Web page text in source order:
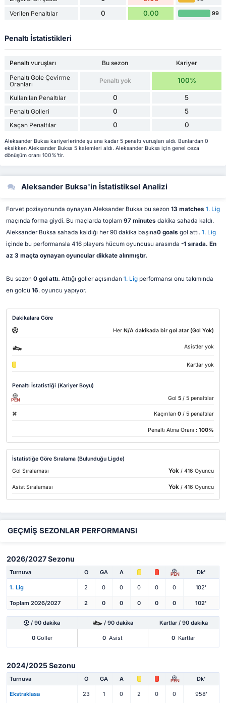
Verilen Penaltılar 0 0.00 99
Penaltı İstatistikleri
Penaltı vuruşları Bu sezon
Kariyer
Penaltı Gole Çevirme
Oranları
Penaltı yok 100%
Kullanılan Penaltılar 0 5
Penaltı Golleri 0 5
Kaçan Penaltılar 0 0
Aleksander Buksa kariyerlerinde şu ana kadar 5 penaltı vuruşları aldı. Bunlardan 0
eksikken Aleksander Buksa 5 kalemleri aldı. Aleksander Buksa için genel ceza
dönüşüm oranı 100%'tir.
Aleksander Buksa'in İstatistiksel Analizi
Forvet pozisyonunda oynayan Aleksander Buksa bu sezon 13 matches 1. Lig
maçında forma giydi. Bu maçlarda toplam 97 minutes dakika sahada kaldı.
Aleksander Buksa sahada kaldığı her 90 dakika başına0 goals gol attı. 1. Lig
içinde bu performansla 416 players hücum oyuncusu arasında -1 sırada. En
az 3 maçta oynayan oyuncular dikkate alınmıştır.
Bu sezon 0 gol attı. Attığı goller açısından 1. Ligperformansı onu takımında
en golcü 16. oyuncu yapıyor.
Dakikalara Göre
Her N/A dakikada bir gol atar (Gol Yok)
Asistler yok
Kartlar yok
Penaltı İstatistiği (Kariyer Boyu)
PEN Gol 5 / 5 penaltılar
Kaçırılan 0 / 5 penaltılar
Penaltı Atma Oranı : 100%
İstatistiğe Göre Sıralama (Bulunduğu Ligde)
Gol Sıralaması
Yok/ 416 Oyuncu
Asist Sıralaması Yok/ 416 Oyuncu
GEÇMİŞ SEZONLAR PERFORMANSI
2026/2027 Sezonu
Turnuva O GA A PEN Dk'
1. Lig 2 0 0 0 0 0 102'
Toplam 2026/2027 2 0 0 0 0 0 102'
/ 90 dakika / 90 dakika Kartlar / 90 dakika
0Goller 0 Asist 0 Kartlar
2024/2025 Sezonu
Turnuva O GA A PEN Dk'
Ekstraklasa 23 1 0 2 0 0 958'